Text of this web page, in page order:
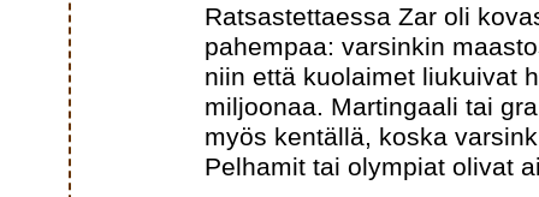
Ratsastettaessa Zar oli
pahempaa: varsinkin
niin että kuolaimet liukuivat
miljoonaa. Martingaali tai
myös kentällä, koska
Pelhamit tai olympiat olivat